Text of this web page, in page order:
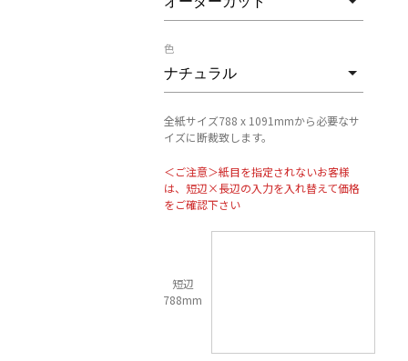
色
全紙サイズ788 x 1091mmから必要なサ
イズに断裁致します。
＜ご注意＞紙目を指定されないお客様
は、短辺×長辺の入力を入れ替えて価格
をご確認下さい
短辺
788mm